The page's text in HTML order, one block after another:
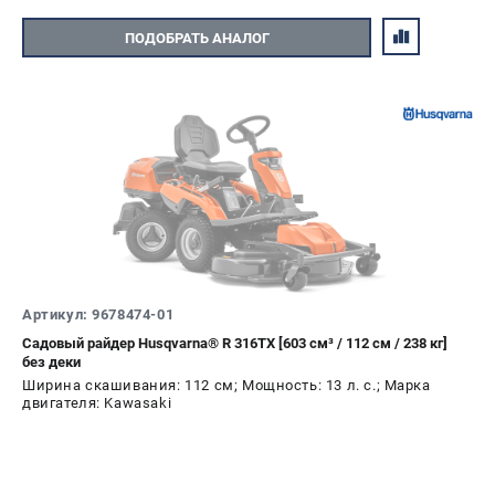
ПОДОБРАТЬ АНАЛОГ
Артикул: 9678474-01
Садовый райдер Husqvarna® R 316TX [603 см³ / 112 см / 238 кг]
без деки
Ширина скашивания: 112 см; Мощность: 13 л. с.; Марка
двигателя: Kawasaki